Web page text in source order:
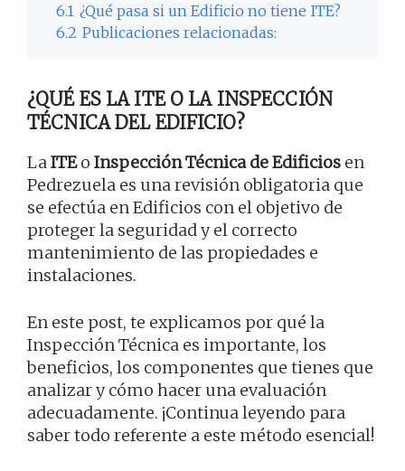
6.1 ¿Qué pasa si un Edificio no tiene ITE?
6.2 Publicaciones relacionadas:
¿QUÉ ES LA ITE O LA INSPECCIÓN
TÉCNICA DEL EDIFICIO?
LaITEo Inspección Técnica de Edificios en
Pedrezuela es una revisión obligatoria que
se efectúa en Edificios con el objetivo de
proteger la seguridad y el correcto
mantenimiento de las propiedades e
instalaciones.
En este post, te explicamos por qué la
Inspección Técnica es importante, los
beneficios, los componentes que tienes que
analizar y cómo hacer una evaluación
adecuadamente. ¡Continua leyendo para
saber todo referente a este método esencial!